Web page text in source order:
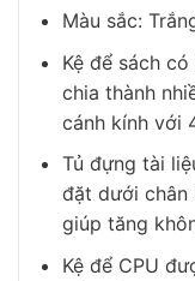
Màu sắc:
Kệ để sách
chia thành
cánh kính với
Tủ đựng tài
đặt dưới chân
giúp tăng
Kệ để CPU